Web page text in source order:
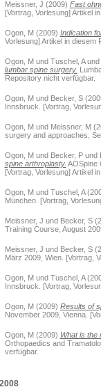
Meissner, J (2009) Fast
[Vortrag, Vorlesung] Artikel
Ogon, M(2009) Indication
Vorlesung] Artikel in diesem
Ogon, Mund Tuschel, Aund
lumbar spine surgery.
Repository nicht verfügbar.
Ogon, Mund Becker, S
Innsbruck. [Vortrag,
Ogon, Mund Meissner, M
surgery and approaches,
Ogon, Mund Becker, Pund
spine arthroplasty. AOSpine
[Vortrag, Vorlesung] Artikel
Ogon, Mund Tuschel, A
München. [Vortrag,
Meissner, J und Becker, S
Training Course, August
Meissner, J und Becker, S
März 2009, Wien. [Vortrag,
Ogon, Mund Tuschel, A
Innsbruck. [Vortrag,
Ogon, M(2009) Results of
November 2009, Vienna.
Ogon, M(2009) What is the
Orthopaedics and
verfügbar.
2008